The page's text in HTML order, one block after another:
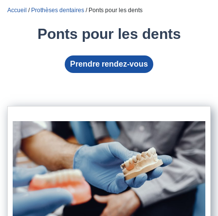
Accueil / Prothèses dentaires / Ponts pour les dents
Ponts pour les dents
Prendre rendez-vous